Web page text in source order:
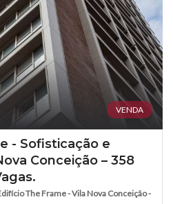
VENDA
- Sofisticação e
Conceição – 358
The Frame - Vila Nova Conceição -